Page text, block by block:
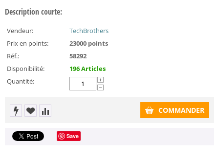
Description courte:
Vendeur:
TechBrothers
Prix en points:
23000 points
Réf.:
58292
Disponibilité:
196 Articles
Quantité:
+
−
COMMANDER
Save